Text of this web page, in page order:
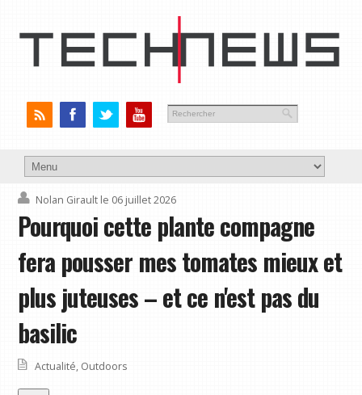
Nolan Girault le 06 juillet 2026
Pourquoi cette plante compagne
fera pousser mes tomates mieux et
plus juteuses – et ce n'est pas du
basilic
Actualité, Outdoors